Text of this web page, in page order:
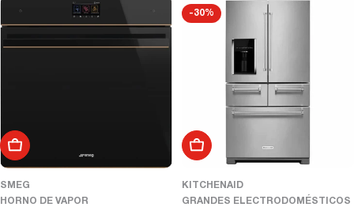
Añadir al carrito
SMEG
HORNO DE VAPOR
-30%
Añadir al carrito
KITCHENAID
GRANDES ELECTRODOMÉSTICOS